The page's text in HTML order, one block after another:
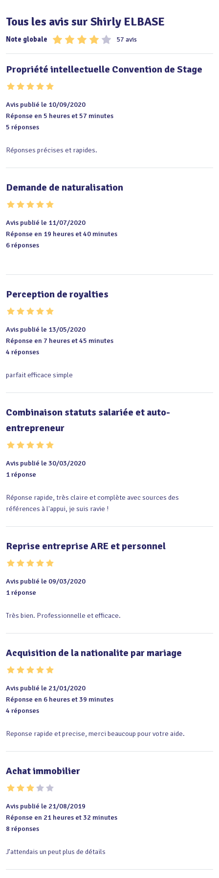
Tous les avis sur Shirly ELBASE
Note globale 57 avis
Propriété intellectuelle Convention de Stage
Avis publié le 10/09/2020
Réponse en 5 heures et 57 minutes
5 réponses
Réponses précises et rapides.
Demande de naturalisation
Avis publié le 11/07/2020
Réponse en 19 heures et 40 minutes
6 réponses
Perception de royalties
Avis publié le 13/05/2020
Réponse en 7 heures et 45 minutes
4 réponses
parfait efficace simple
Combinaison statuts salariée et auto-
entrepreneur
Avis publié le 30/03/2020
1 réponse
Réponse rapide, très claire et complète avec sources des
références à l'appui, je suis ravie !
Reprise entreprise ARE et personnel
Avis publié le 09/03/2020
1 réponse
Très bien. Professionnelle et efficace.
Acquisition de la nationalite par mariage
Avis publié le 21/01/2020
Réponse en 6 heures et 39 minutes
4 réponses
Reponse rapide et precise, merci beaucoup pour votre aide.
Achat immobilier
Avis publié le 21/08/2019
Réponse en 21 heures et 32 minutes
8 réponses
J’attendais un peut plus de détails